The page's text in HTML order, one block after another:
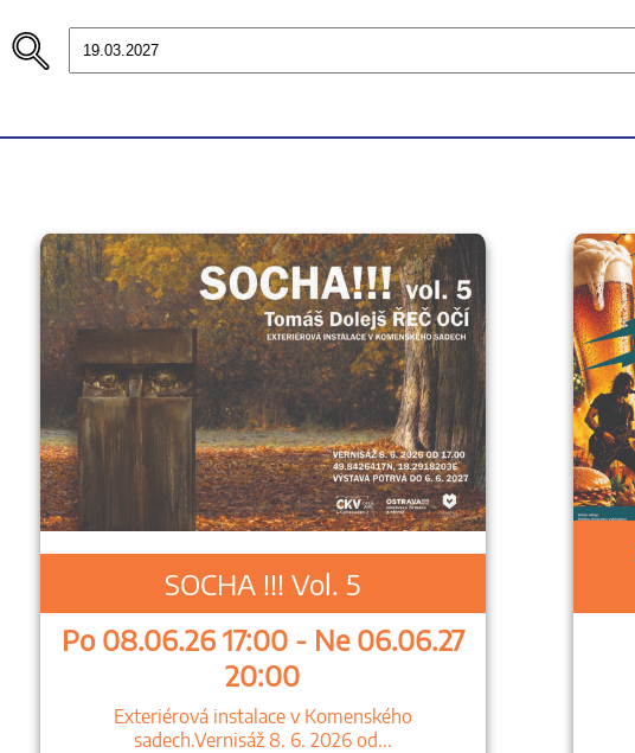
SOCHA !!! Vol. 5
Po 08.06.26 17:00 - Ne 06.06.27
20:00
Exteriérová instalace v Komenského
sadech.Vernisáž 8. 6. 2026 od...